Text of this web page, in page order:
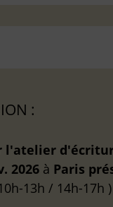
:
l'atelier
2026 à Paris
13h / 14h-17h )